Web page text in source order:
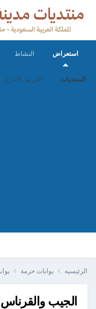
استعراض
المنتديات الفريق الاداري
النشاط
الرئيسيه بوابات حرمة
الجيب والقرناس